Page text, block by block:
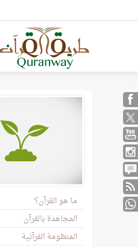
ما هو القرآن؟
المجاهدة بالقرآن
المنظومة القرآنية